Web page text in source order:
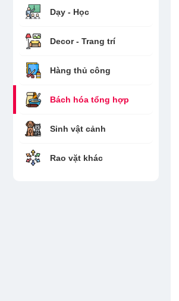
Dạy - Học
Decor - Trang trí
Hàng thủ công
Bách hóa tổng hợp
Sinh vật cảnh
Rao vặt khác